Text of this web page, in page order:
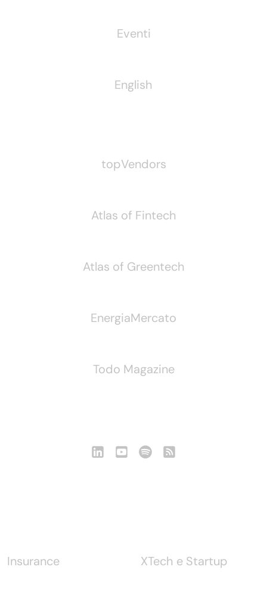
Eventi
English
topVendors
Atlas of Fintech
Atlas of Greentech
EnergiaMercato
Todo Magazine
Insurance XTech e Startup